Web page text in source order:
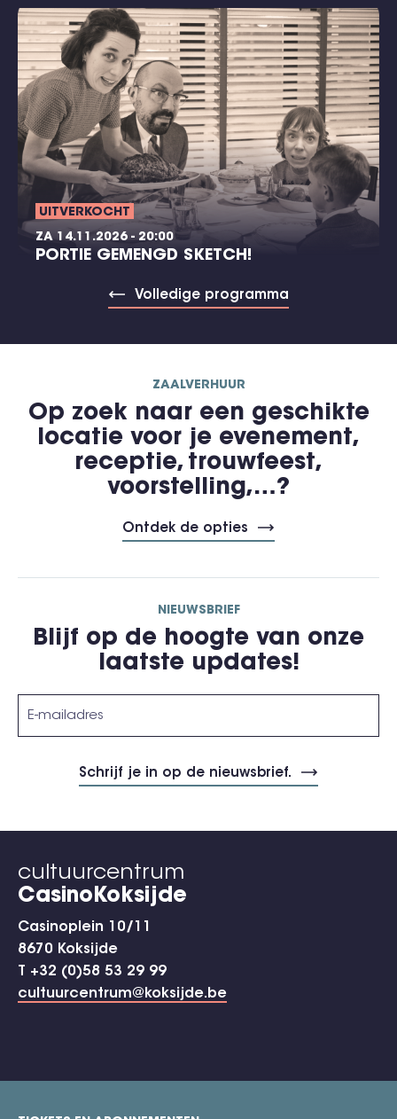
UITVERKOCHT
ZA 14.11.2026 - 20:00
PORTIE GEMENGD SKETCH!
Volledige programma
ZAALVERHUUR
Op zoek naar een geschikte
locatie voor je evenement,
receptie, trouwfeest,
voorstelling,…?
Ontdek de opties
NIEUWSBRIEF
Blijf op de hoogte van onze
laatste updates!
cultuurcentrum
CasinoKoksijde
Casinoplein 10/11
8670 Koksijde
T +32 (0)58 53 29 99
cultuurcentrum@koksijde.be